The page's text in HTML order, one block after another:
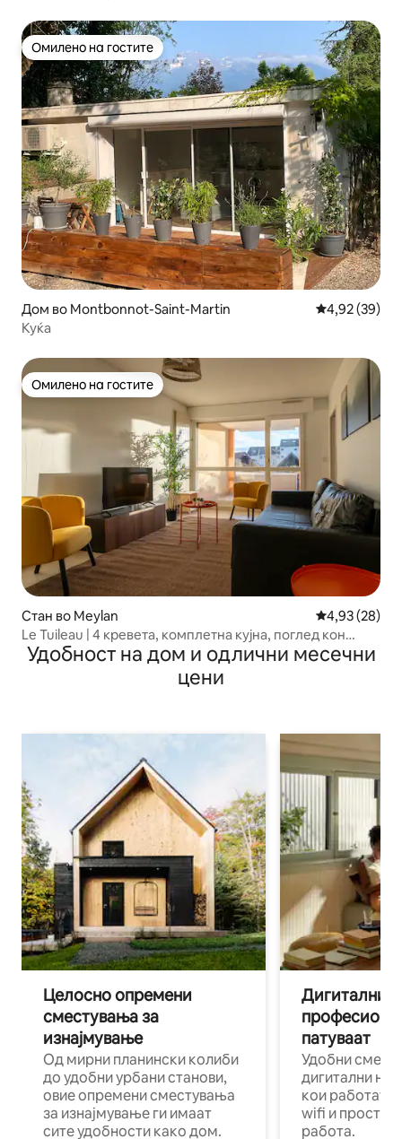
Омилено на гостите
Омилено на гостите
Дом во Montbonnot-Saint-Martin Просечна
4,92 (39)
Куќа
Омилено на гостите
Омилено на гостите
Стан во Meylan Просечна
4,93 (28)
Le Tuileau | 4 кревета, комплетна кујна, поглед кон
планина
Удобност на дом и одлични месечни
цени
Целосно опремени
сместувања за
изнајмување
Од мирни планински колиби
до удобни урбани станови,
овие опремени сместувања
за изнајмување ги имаат
сите удобности како дом.
Дигитални
патуваат
Удобни
дигитални
кои работат
wifi и
работа.